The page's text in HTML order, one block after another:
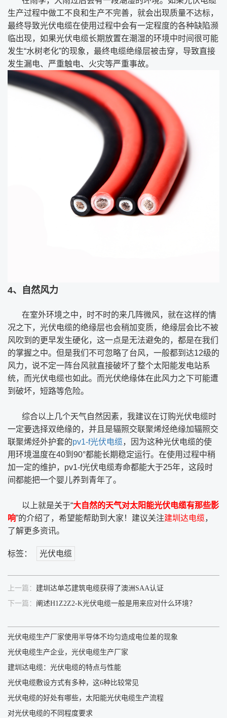
生产过程中做工不良和生产不完善，就会出现质量不达标，
最终导致光伏电缆在使用过程中会有一定程度的各种缺陷濒
临出现，如果光伏电缆长期放置在潮湿的环境中时间很可能
发生“水树老化”的现象，最终电缆绝缘层被击穿，导致直接
发生漏电、严重触电、火灾等严重事故。
4、自然风力
在室外环境之中，时不时的来几阵微风，就在这样的情
况之下，光伏电缆的绝缘层也会稍加变质，绝缘层会比不被
风吹到的更早发生硬化，这一点是无法避免的，都是在我们
的掌握之中。但是我们不可忽略了台风，一般都到达12级的
风力，说不定一阵台风就直接破坏了整个太阳能发电站系
统，而光伏电缆也如此。而光伏绝缘体在此风力之下可能遭
到破坏，短路等危险。
综合以上几个天气自然因素，我建议在订购光伏电缆时
一定要选择双绝缘的，并且是辐照交联聚烯烃绝缘加辐照交
联聚烯烃外护套的pv1-f光伏电缆，因为这种光伏电缆的使
用环境温度在40到90°都能长期稳定运行。在使用过程中稍
加一定的维护，pv1-f光伏电缆寿命都能大于25年，这段时
间都能把一个婴儿养到青年了。
以上就是关于“大自然的天气对太阳能光伏电缆有那些影
响”的介绍了，希望能帮助到大家！建议关注建圳达电缆，
了解更多资讯。
标签： 光伏电缆
上一篇： 建圳达单芯建筑电缆获得了澳洲SAA认证
下一篇： 阐述H1Z2Z2-K光伏电缆一般是用来应对什么环境？
光伏电缆生产厂家使用半导体不均匀造成电位差的现象
光伏电缆生产企业，光伏电缆生产厂家
建圳达电缆：光伏电缆的特点与性能
光伏电缆敷设方式有多种，这6种比较常见
光伏电缆的好处有哪些，太阳能光伏电缆生产流程
对光伏电缆的不同程度要求